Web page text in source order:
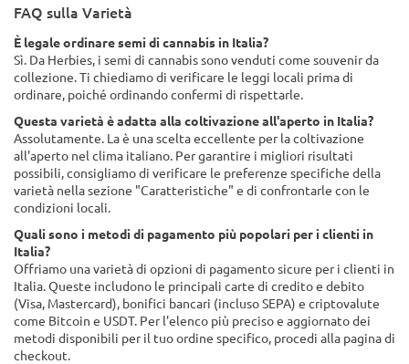
FAQ sulla Varietà
È legale ordinare semi di cannabis in Italia?
Sì. Da Herbies, i semi di cannabis sono venduti come souvenir da
collezione. Ti chiediamo di verificare le leggi locali prima di
ordinare, poiché ordinando confermi di rispettarle.
Questa varietà è adatta alla coltivazione all'aperto in Italia?
Assolutamente. La è una scelta eccellente per la coltivazione
all'aperto nel clima italiano. Per garantire i migliori risultati
possibili, consigliamo di verificare le preferenze specifiche della
varietà nella sezione "Caratteristiche" e di confrontarle con le
condizioni locali.
Quali sono i metodi di pagamento più popolari per i clienti in
Italia?
Offriamo una varietà di opzioni di pagamento sicure per i clienti in
Italia. Queste includono le principali carte di credito e debito
(Visa, Mastercard), bonifici bancari (incluso SEPA) e criptovalute
come Bitcoin e USDT. Per l'elenco più preciso e aggiornato dei
metodi disponibili per il tuo ordine specifico, procedi alla pagina di
checkout.